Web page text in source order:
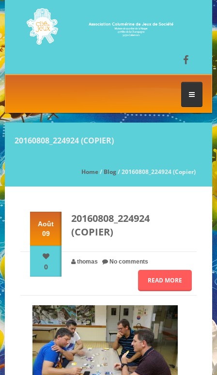
FESTIVAL DU JEU
NOS PARTENAIRES
QUI SOMMES-NOUS ?
NOUS CONTACTER !
20160808_224924 (COPIER)
Home/ Blog/ 20160808_224924 (Copier)
Août
09
0
20160808_224924
(COPIER)
thomas No comments
READ MORE